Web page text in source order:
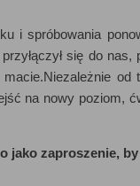
i spróbowania
się do nas,
od
na nowy poziom,
jako zaproszenie, by